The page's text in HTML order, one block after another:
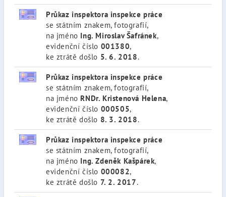
Průkaz inspektora inspekce práce
se státním znakem, fotografií,
na jméno Ing. Miroslav Šafránek,
evidenční číslo 001380,
ke ztrátě došlo 5. 6. 2018.
Průkaz inspektora inspekce práce
se státním znakem, fotografií,
na jméno RNDr. Kristenová Helena,
evidenční číslo 000505,
ke ztrátě došlo 8. 3. 2018.
Průkaz inspektora inspekce práce
se státním znakem, fotografií,
na jméno Ing. Zdeněk Kašpárek,
evidenční číslo 000082,
ke ztrátě došlo 7. 2. 2017.